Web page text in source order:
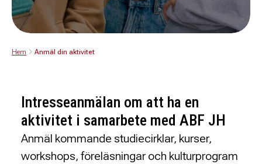
Hem Anmäl din aktivitet
Intresseanmälan om att ha en
aktivitet i samarbete med ABF JH
Anmäl kommande studiecirklar, kurser,
workshops, föreläsningar och kulturprogram